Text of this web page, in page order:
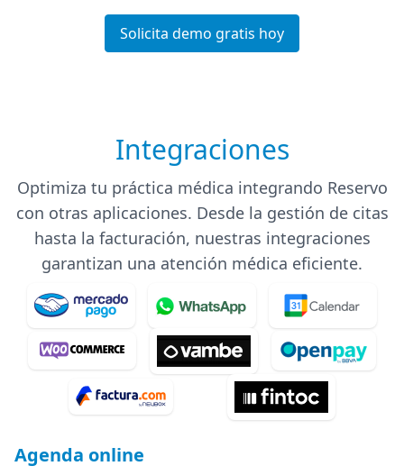
Solicita demo gratis hoy
Integraciones
Optimiza tu práctica médica integrando Reservo
con otras aplicaciones. Desde la gestión de citas
hasta la facturación, nuestras integraciones
garantizan una atención médica eficiente.
Agenda online